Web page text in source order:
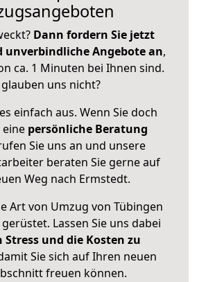
Dann fordern Sie jetzt
unverbindliche Angebote an,
ca. 1 Minuten bei Ihnen sind.
glauben uns nicht?
einfach aus. Wenn Sie doch
persönliche Beratung
Sie uns an und unsere
beraten Sie gerne auf
Weg nach Ermstedt.
Art von Umzug von Tübingen
Lassen Sie uns dabei
Stress und die Kosten zu
Sie sich auf Ihren neuen
freuen können.